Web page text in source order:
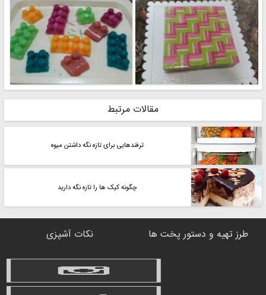
مقالات مرتبط
ترفندهایی برای تازه نگه داشتن میوه
چگونه کیک ها را تازه نگه دارید
طرز تهیه و دستور پخت ها نکات آشپزی